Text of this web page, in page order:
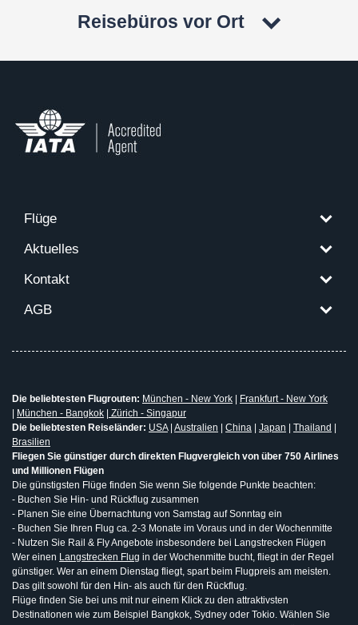
Reisebüros vor Ort
Flüge
Aktuelles
Kontakt
AGB
Die beliebtesten Flugrouten: München - New York
Frankfurt - New York
München - Bangkok
Zürich - Singapur
Die beliebtesten Reiseländer: USA| Australien China Japan Thailand
Brasilien
Fliegen Sie günstiger durch direkten Flugvergleich von über 750 Airlines
und Millionen Flügen
Die günstigsten Flüge finden Sie wenn Sie folgende Punkte beachten:
- Buchen Sie Hin- und Rückflug zusammen
- Planen Sie eine Übernachtung von Samstag auf Sonntag ein
- Buchen Sie Ihren Flug ca. 2-3 Monate im Voraus und in der Wochenmitte
- Nutzen Sie Rail & Fly Angebote insbesondere bei Langstrecken Flügen
Wer einen Langstrecken Flug in der Wochenmitte bucht, fliegt in der Regel
günstiger. Wer an einem Dienstag fliegt, spart beim Flugpreis am meisten.
Das gilt sowohl für den Hin- als auch für den Rückflug.
Flüge finden Sie bei uns mit nur einem Klick zu den attraktivsten
Destinationen wie zum Beispiel Bangkok, Sydney oder Tokio. Wählen Sie